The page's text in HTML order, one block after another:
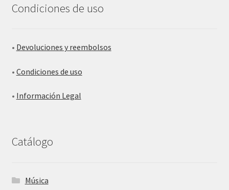
Condiciones de uso
• Devoluciones y reembolsos
• Condiciones de uso
• Información Legal
Catálogo
Música